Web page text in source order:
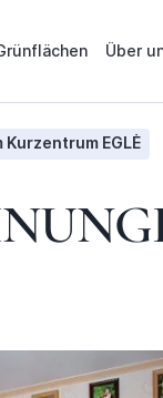
Über
EGLĖ